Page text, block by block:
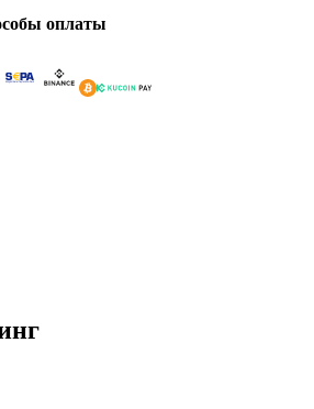
оплаты